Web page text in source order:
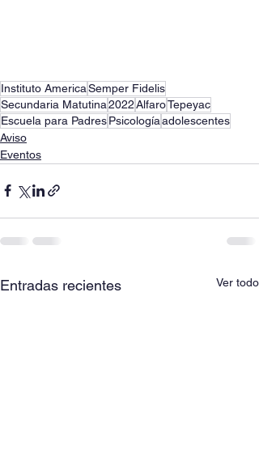
Instituto AmericaSemper Fidelis
Secundaria Matutina2022AlfaroTepeyac
Escuela para PadresPsicologíaadolescentes
Aviso
Eventos
Entradas recientes Ver todo